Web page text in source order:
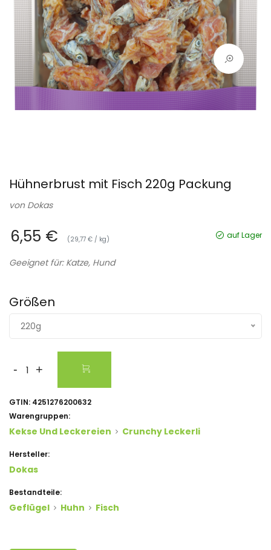
Hühnerbrust mit Fisch 220g Packung
von Dokas
6,55 € (29,77 € / kg) auf Lager
Geeignet für: Katze, Hund
Größen
220g
- +
GTIN: 4251276200632
Warengruppen:
Kekse Und Leckereien Crunchy Leckerli
Hersteller:
Dokas
Bestandteile:
Geflügel Huhn Fisch